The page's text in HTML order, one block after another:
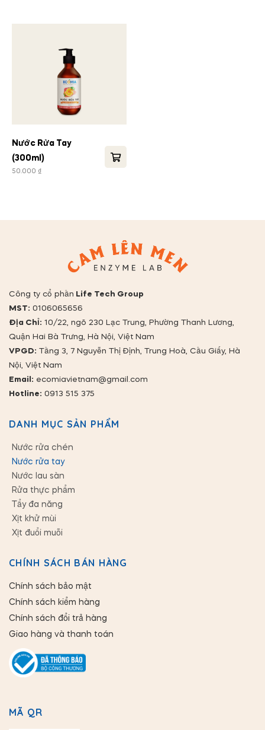
Nước Rửa Tay
(300ml)
50.000 ₫
Công ty cổ phần Life Tech Group
MST: 0106065656
Địa Chỉ: 10/22, ngõ 230 Lạc Trung, Phường Thanh Lương,
Quận Hai Bà Trưng, Hà Nội, Việt Nam
VPGD: Tầng 3, 7 Nguyễn Thị Định, Trung Hoà, Cầu Giấy, Hà
Nội, Việt Nam
Email: ecomiavietnam@gmail.com
Hotline: 0913 515 375
DANH MỤC SẢN PHẨM
Nước rửa chén
Nước rửa tay
Nước lau sàn
Rửa thực phẩm
Tẩy đa năng
Xịt khử mùi
Xịt đuổi muỗi
CHÍNH SÁCH BÁN HÀNG
Chính sách bảo mật
Chính sách kiểm hàng
Chính sách đổi trả hàng
Giao hàng và thanh toán
MÃ QR